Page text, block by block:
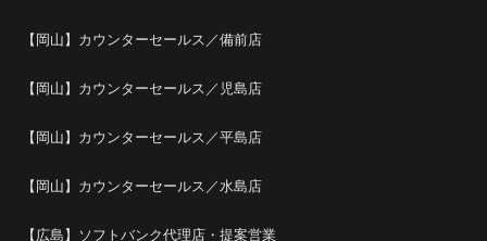
【岡山】カウンターセールス／備前店
【岡山】カウンターセールス／児島店
【岡山】カウンターセールス／平島店
【岡山】カウンターセールス／水島店
【広島】ソフトバンク代理店・提案営業